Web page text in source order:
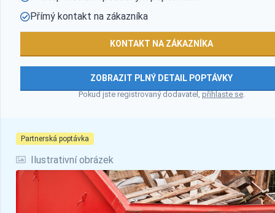
Partnerská poptávka
Ilustrativní obrázek
Přímý kontakt na zákazníka
KONTAKT NA ZÁKAZNÍKA
ZOBRAZIT PLNÝ DETAIL POPTÁVKY
Pokud jste registrovaný dodavatel, přihlaste se.